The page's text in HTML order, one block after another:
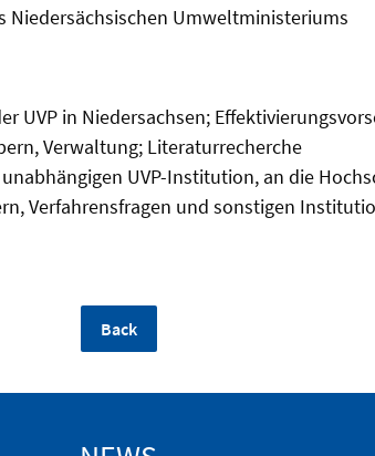
Niedersächsischen Umweltministeriums
UVP in Niedersachsen;
Verwaltung; Literaturrecherche
UVP-Institution, an die
Verfahrensfragen und sonstigen
Back